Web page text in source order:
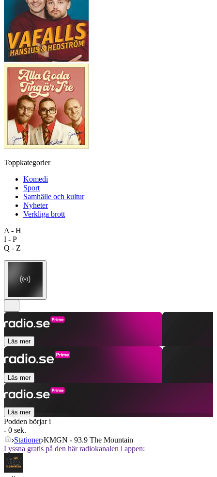
Toppkategorier
Komedi
Sport
Samhälle och kultur
Nyheter
Verkliga brott
A - H
I - P
Q - Z
Läs mer
Läs mer
Läs mer
Podden börjar i
- 0 sek.
Stationer KMGN - 93.9 The Mountain
Lyssna gratis på den här radiokanalen i appen: